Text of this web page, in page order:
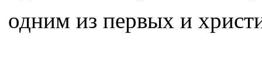
одним из первых и